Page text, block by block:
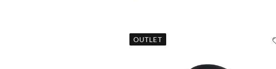
OUTLET